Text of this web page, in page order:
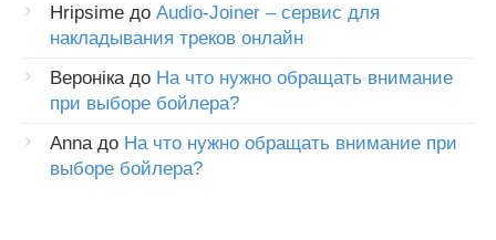
Hripsime до Audio-Joiner – сервис для
накладывания треков онлайн
Веронікадо На что нужно обращать внимание
при выборе бойлера?
Annaдо На что нужно обращать внимание при
выборе бойлера?